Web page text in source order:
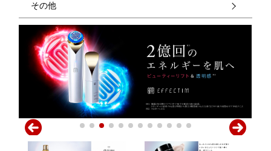
その他